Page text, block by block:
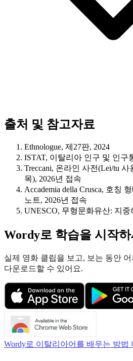
출처 및 참고자료
Ethnologue, 제27판, 2024
ISTAT, 이탈리아 인구 및 인구
Treccani, 온라인 사전(Lei/tu
목), 2026년 접속
Accademia della Crusca, 호칭
노트, 2026년 접속
UNESCO, 무형문화유산: 지중
Wordy로 학습을 시작
실제 영화 클립을 보고, 보는 동안
다운로드할 수 있어요.
Wordy로 이탈리아어를 배우는 방